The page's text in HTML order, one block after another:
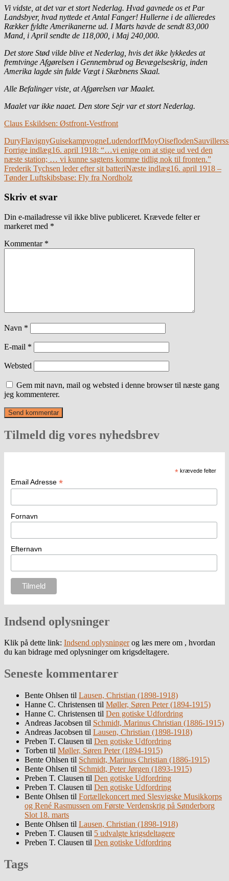
Vi vidste, at det var et stort Nederlag. Hvad gavnede os et Par
Landsbyer, hvad nyttede et Antal Fanger! Hullerne i de allieredes
Rækker fyldte Amerikanerne ud. I Marts havde de sendt 83,000
Mand, i April sendte de 118,000, i Maj 240,000.
Det store Stød vilde blive et Nederlag, hvis det ikke lykkedes at
fremtvinge Afgørelsen i Gennembrud og Bevægelseskrig, inden
Amerika lagde sin fulde Vægt i Skæbnens Skaal.
Alle Befalinger viste, at Afgørelsen var Maalet.
Maalet var ikke naaet. Den store Sejr var et stort Nederlag.
Claus Eskildsen: Østfront-Vestfront
DuryFlavignyGuisekampvogneLudendorffMoyOiseflodenSauvillers
Indlægsnavigation
Forrige indlæg16. april 1918: “…vi enige om at stige ud ved den
næste station; … vi kunne sagtens komme tidlig nok til fronten.”
Frederik Tychsen leder efter sit batteriNæste indlæg16. april 1918 –
Tønder Luftskibsbase: Fly fra Nordholz
Skriv et svar
Din e-mailadresse vil ikke blive publiceret. Krævede felter er
markeret med *
Kommentar *
Navn *
E-mail *
Websted
Gem mit navn, mail og websted i denne browser til næste gang
jeg kommenterer.
Tilmeld dig vores nyhedsbrev
* krævede felter
Email Adresse *
Fornavn
Efternavn
Indsend oplysninger
Klik på dette link: Indsend oplysningerog læs mere om , hvordan
du kan bidrage med oplysninger om krigsdeltagere.
Seneste kommentarer
Bente Ohlsen til Lausen, Christian (1898-1918)
Hanne C. Christensen til Møller, Søren Peter (1894-1915)
Hanne C. Christensen til Den gotiske Udfordring
Andreas Jacobsen til Schmidt, Marinus Christian (1886-1915)
Andreas Jacobsen til Lausen, Christian (1898-1918)
Preben T. Clausen til Den gotiske Udfordring
Torben til Møller, Søren Peter (1894-1915)
Bente Ohlsen til Schmidt, Marinus Christian (1886-1915)
Bente Ohlsen til Schmidt, Peter Jørgen (1893-1915)
Preben T. Clausen til Den gotiske Udfordring
Preben T. Clausen til Den gotiske Udfordring
Bente Ohlsen til Fortællekoncert med Slesvigske Musikkorps
og René Rasmussen om Første Verdenskrig på Sønderborg
Slot 18. marts
Bente Ohlsen til Lausen, Christian (1898-1918)
Preben T. Clausen til 5 udvalgte krigsdeltagere
Preben T. Clausen til Den gotiske Udfordring
Tags